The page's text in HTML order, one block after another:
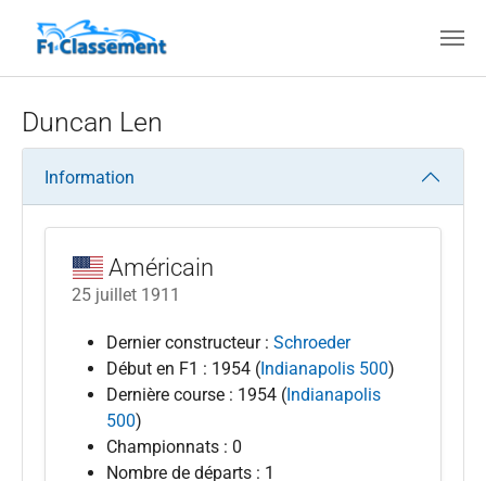
Duncan Len
Information
Américain
25 juillet 1911
Dernier constructeur : Schroeder
Début en F1 : 1954 (Indianapolis 500)
Dernière course : 1954 (Indianapolis
500)
Championnats : 0
Nombre de départs : 1